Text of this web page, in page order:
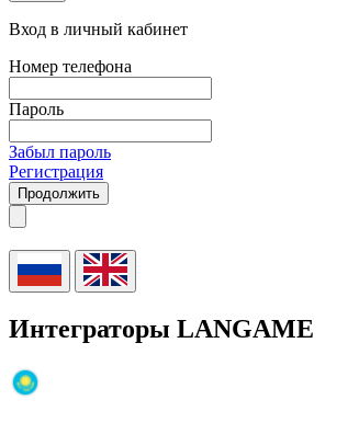
Вход в личный кабинет
Номер телефона
Пароль
Забыл пароль
Регистрация
Продолжить
Интеграторы LANGAME